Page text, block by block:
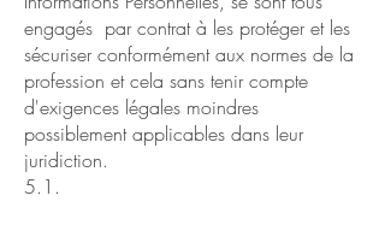
engagés par contrat à les protéger et les
sécuriser conformément aux normes de la
profession et cela sans tenir compte
d'exigences légales moindres
possiblement applicables dans leur
juridiction.
5.1.